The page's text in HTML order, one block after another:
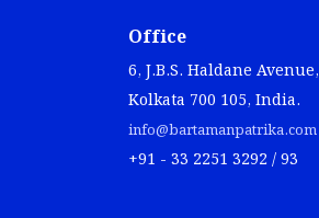
Office
6, J.B.S. Haldane Avenue,
Kolkata 700 105, India.
info@bartamanpatrika.com
+91 - 33 2251 3292 / 93